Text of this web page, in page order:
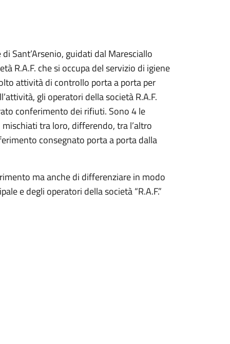
Sant’Arsenio, guidati dal Maresciallo
R.A.F. che si occupa del servizio di igiene
attività di controllo porta a porta per
gli operatori della società R.A.F.
conferimento dei rifiuti. Sono 4 le
tra loro, differendo, tra l’altro
consegnato porta a porta dalla
ma anche di differenziare in modo
e degli operatori della società “R.A.F.”